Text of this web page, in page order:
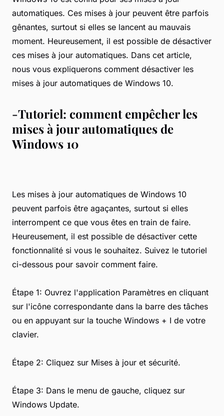
automatiques. Ces mises à jour peuvent être parfois
gênantes, surtout si elles se lancent au mauvais
moment. Heureusement, il est possible de désactiver
ces mises à jour automatiques. Dans cet article,
nous vous expliquerons comment désactiver les
mises à jour automatiques de Windows 10.
-Tutoriel: comment empêcher les
mises à jour automatiques de
Windows 10
Les mises à jour automatiques de Windows 10
peuvent parfois être agaçantes, surtout si elles
interrompent ce que vous êtes en train de faire.
Heureusement, il est possible de désactiver cette
fonctionnalité si vous le souhaitez. Suivez le tutoriel
ci-dessous pour savoir comment faire.
Étape 1: Ouvrez l'application Paramètres en cliquant
sur l'icône correspondante dans la barre des tâches
ou en appuyant sur la touche Windows + I de votre
clavier.
Étape 2: Cliquez sur Mises à jour et sécurité.
Étape 3: Dans le menu de gauche, cliquez sur
Windows Update.